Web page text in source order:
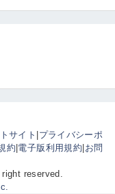
サイト プライバシーポ
約 電子版利用規約 お問
reserved.